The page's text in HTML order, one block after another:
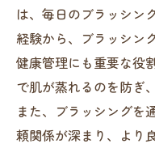
は、毎日のブラッシン
経験から、ブラッシン
健康管理にも重要な役
で肌が蒸れるのを防ぎ
また、ブラッシングを
頼関係が深まり、より